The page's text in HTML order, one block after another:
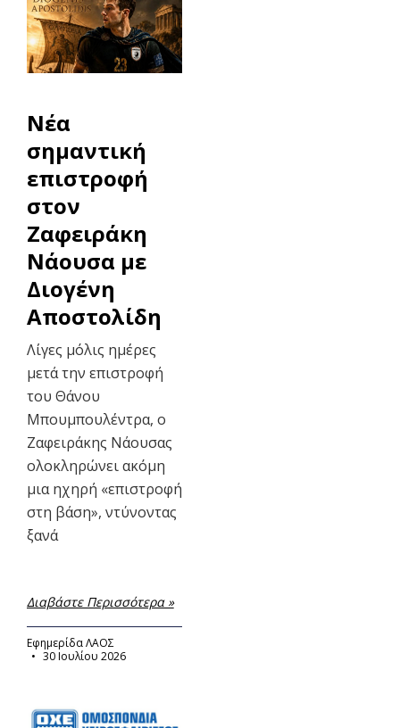
Νέα
σημαντική
επιστροφή
στον
Ζαφειράκη
Νάουσα με
Διογένη
Αποστολίδη
Λίγες μόλις ημέρες
μετά την επιστροφή
του Θάνου
Μπουμπουλέντρα, ο
Ζαφειράκης Νάουσας
ολοκληρώνει ακόμη
μια ηχηρή «επιστροφή
στη βάση», ντύνοντας
ξανά
Διαβάστε Περισσότερα »
Εφημερίδα ΛΑΟΣ
30 Ιουλίου 2026